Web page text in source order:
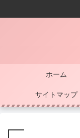
ホーム
サイトマップ